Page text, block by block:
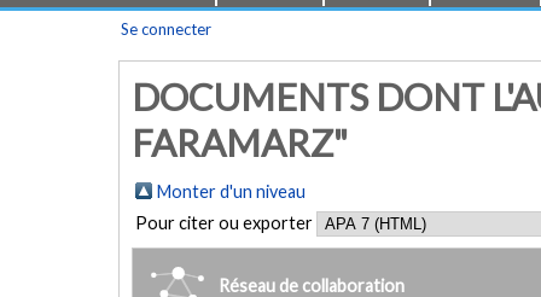
Se connecter
DOCUMENTS DONT
FARAMARZ"
Monter d'un niveau
Pour citer ou exporter
Réseau de collaboration